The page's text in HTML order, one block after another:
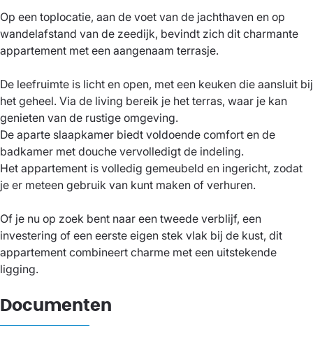
Op een toplocatie, aan de voet van de jachthaven en op
wandelafstand van de zeedijk, bevindt zich dit charmante
appartement met een aangenaam terrasje.
De leefruimte is licht en open, met een keuken die aansluit bij
het geheel. Via de living bereik je het terras, waar je kan
genieten van de rustige omgeving.
De aparte slaapkamer biedt voldoende comfort en de
badkamer met douche vervolledigt de indeling.
Het appartement is volledig gemeubeld en ingericht, zodat
je er meteen gebruik van kunt maken of verhuren.
Of je nu op zoek bent naar een tweede verblijf, een
investering of een eerste eigen stek vlak bij de kust, dit
appartement combineert charme met een uitstekende
ligging.
Documenten